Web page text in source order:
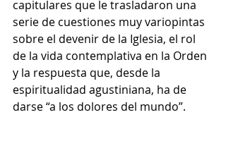
capitulares que le trasladaron una
serie de cuestiones muy variopintas
sobre el devenir de la Iglesia, el rol
de la vida contemplativa en la Orden
y la respuesta que, desde la
espiritualidad agustiniana, ha de
darse “a los dolores del mundo”.